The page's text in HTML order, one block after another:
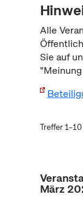
Alle
Sie auf
Treffer
März